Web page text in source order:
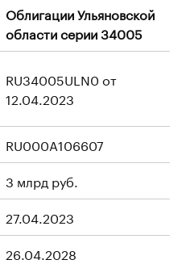
Облигации Ульяновской
области серии 34005
RU34005ULN0 от
12.04.2023
RU000A106607
3 млрд руб.
27.04.2023
26.04.2028